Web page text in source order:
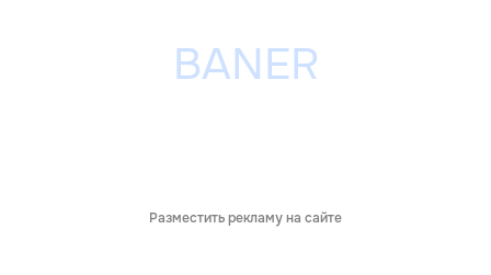
Разместить рекламу на сайте